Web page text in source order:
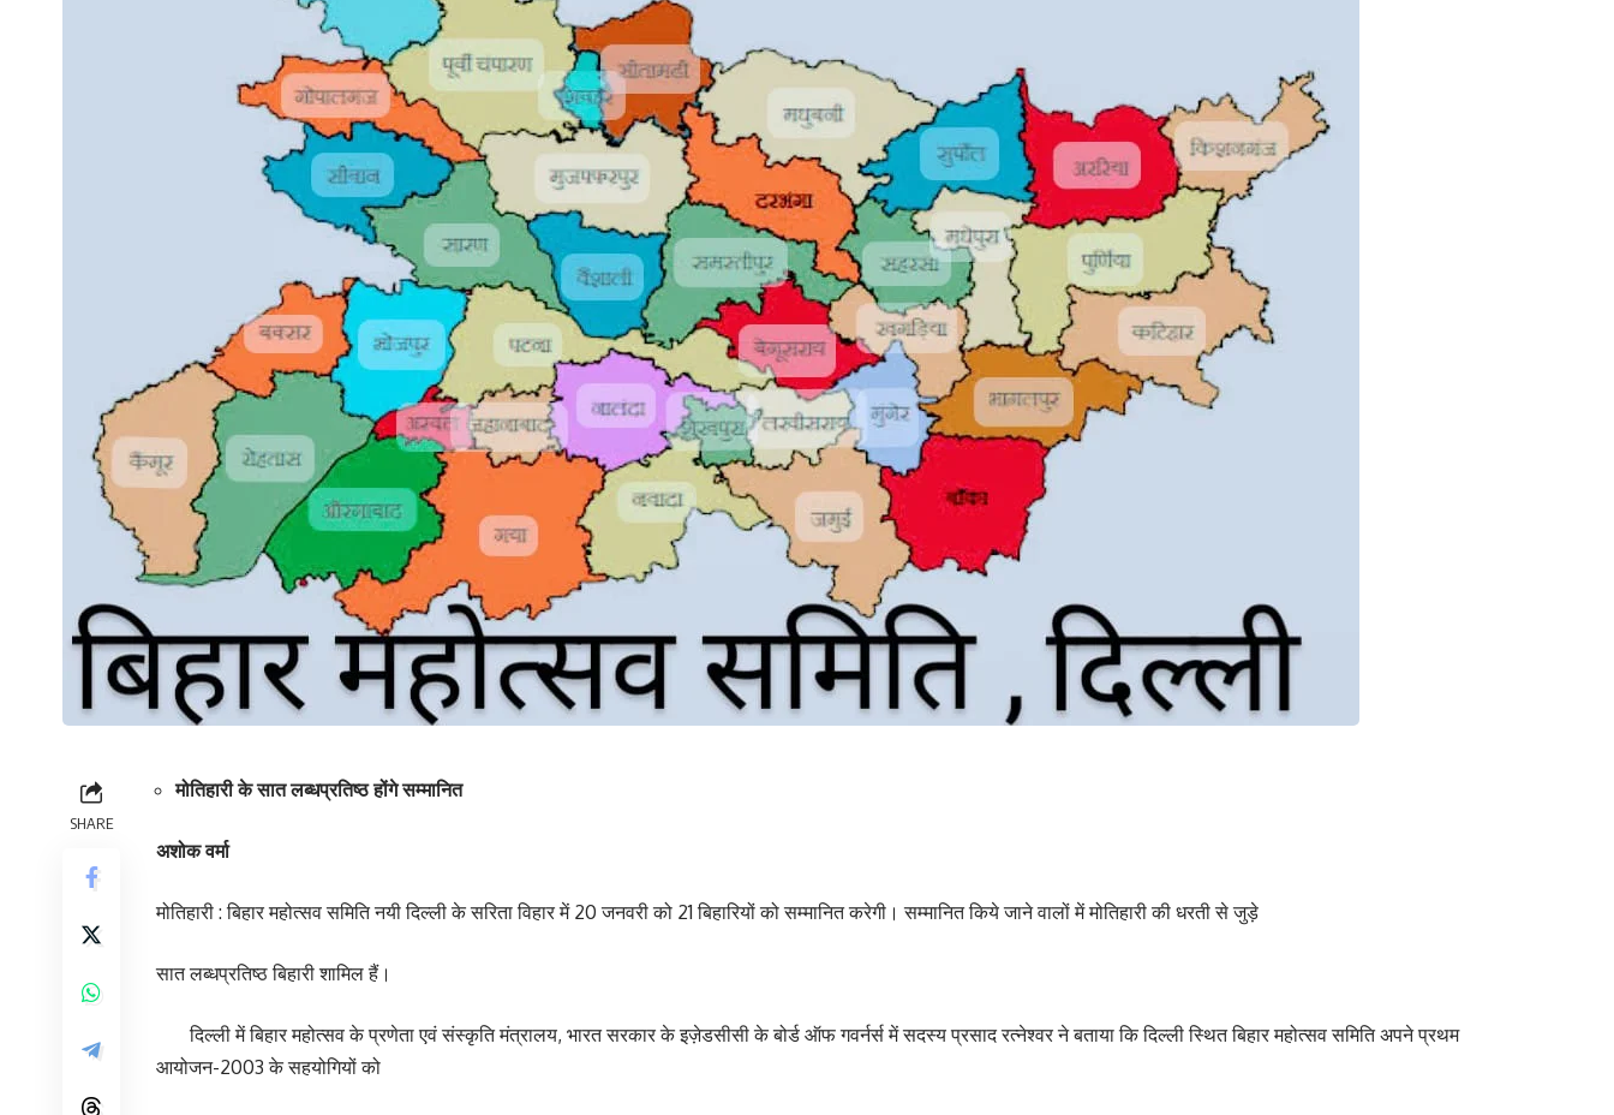
SHARE
मोतिहारी के सात लब्धप्रतिष्ठ होंगे सम्मानित
अशोक वर्मा
मोतिहारी : बिहार महोत्सव समिति नयी दिल्ली के सरिता विहार में 20 जनवरी को 21 बिहारियों को सम्मानित करेगी। सम्मानित किये जाने वालों में मोतिहारी की धरती से जुड़े
सात लब्धप्रतिष्ठ बिहारी शामिल हैं।
दिल्ली में बिहार महोत्सव के प्रणेता एवं संस्कृति मंत्रालय, भारत सरकार के इज़ेडसीसी के बोर्ड ऑफ गवर्नर्स में सदस्य प्रसाद रत्नेश्वर ने बताया कि दिल्ली स्थित बिहार महोत्सव समिति अपने प्रथम
आयोजन-2003 के सहयोगियों को